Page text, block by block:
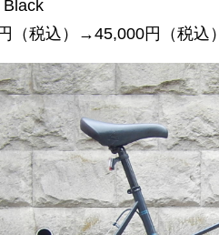
（税込）→45,000円（税込）